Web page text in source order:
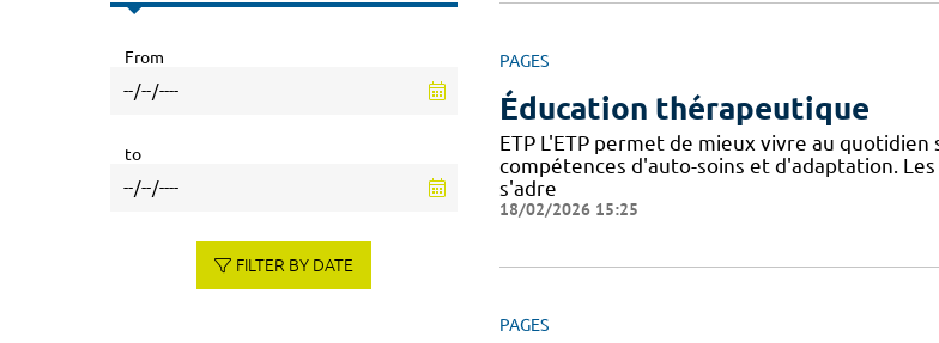
PAGES
Éducation thérapeutique
ETP L'ETP permet de mieux vivre au
compétences d'auto-soins et d'adaptation.
s'adre
18/02/2026 15:25
PAGES
From
to
FILTER BY DATE